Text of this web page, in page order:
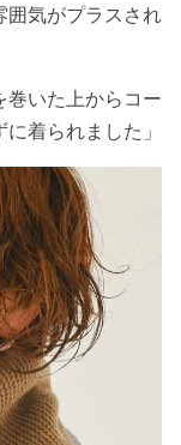
囲気がプラスされ
巻いた上からコー
着られました」